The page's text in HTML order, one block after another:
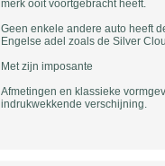
merk ooit voortgebracht heeft.
Geen enkele andere auto heeft
Engelse adel zoals de Silver
Met zijn imposante
Afmetingen en klassieke
indrukwekkende verschijning.